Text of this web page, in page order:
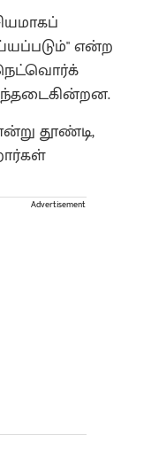
என்ற
தூண்டி,
Advertisement